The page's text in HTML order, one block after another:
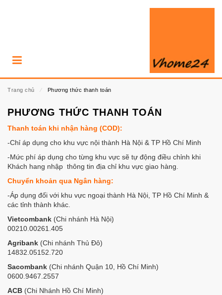
Trang chủ ⁄ Phương thức thanh toán
PHƯƠNG THỨC THANH TOÁN
Thanh toán khi nhận hàng (COD):
-Chỉ áp dụng cho khu vực nội thành Hà Nội & TP Hồ Chí Minh
-Mức phí áp dụng cho từng khu vực sẽ tự động điều chỉnh khi
Khách hang nhập thông tin địa chỉ khu vực giao hàng.
Chuyển khoản qua Ngân hàng:
-Áp dụng đối với khu vực ngoại thành Hà Nội, TP Hồ Chí Minh &
các tỉnh thành khác.
Vietcombank (Chi nhánh Hà Nội)
00210.00261.405
Agribank (Chi nhánh Thủ Đô)
14832.05152.720
Sacombank (Chi nhánh Quận 10, Hồ Chí Minh)
0600.9467.2557
ACB (Chi Nhánh Hồ Chí Minh)